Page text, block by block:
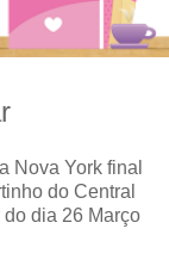
Nova York final
do Central
dia 26 Março